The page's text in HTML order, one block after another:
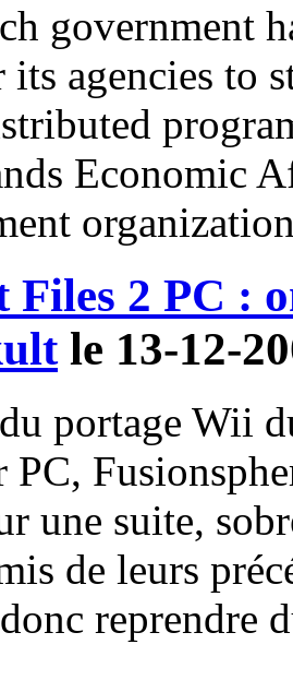
government
agencies to
Economic
Files 2 PC :
le 13-12-
portage Wii
PC,
une suite,
de leurs
reprendre